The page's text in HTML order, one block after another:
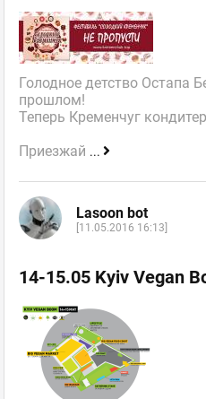
Голодное детство Остапа
прошлом!
Теперь Кременчуг
Приезжай ...
Lasoon bot
[11.05.2016 16:13]
14-15.05 Kyiv Vegan